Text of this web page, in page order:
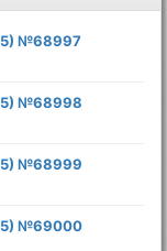
№68997
№68998
№68999
№69000